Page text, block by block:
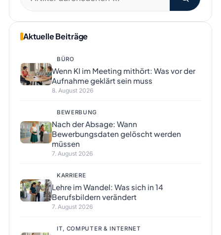
nach:
Aktuelle Beiträge
BÜRO
Wenn KI im Meeting mithört: Was vor der
Aufnahme geklärt sein muss
8. August 2026
BEWERBUNG
Nach der Absage: Wann
Bewerbungsdaten gelöscht werden
müssen
7. August 2026
KARRIERE
Lehre im Wandel: Was sich in 14
Berufsbildern verändert
7. August 2026
IT, COMPUTER & INTERNET